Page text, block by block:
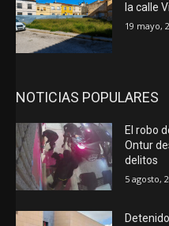
la calle
19 mayo,
NOTICIAS POPULARES
El robo
Ontur
delitos
5 agosto,